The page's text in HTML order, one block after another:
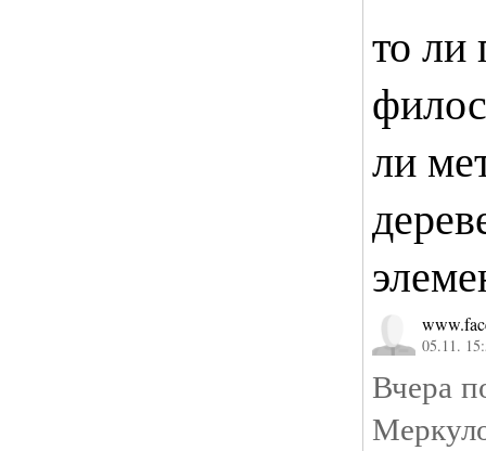
то ли
ли
05.11.
Вчера